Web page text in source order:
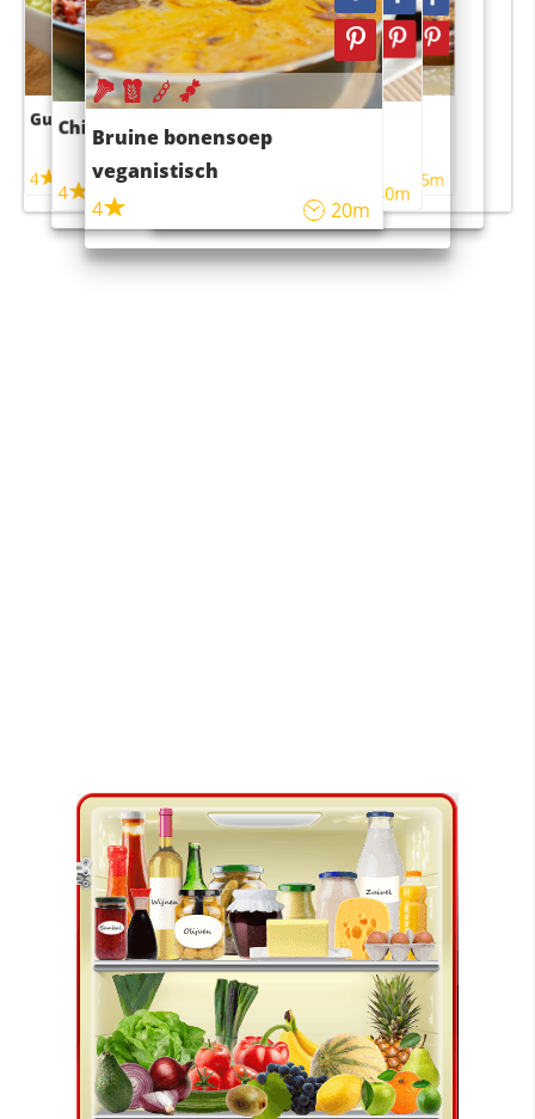
Guacamole
4
Chili con carne
4 45m
Bruine bonensoep
veganistisch
4
20m
Sushi rijstsalade
maaltijdsalade
40m
4 55m